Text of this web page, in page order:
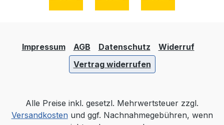
Impressum AGB Datenschutz
Widerruf
Vertrag widerrufen
Alle Preise inkl. gesetzl. Mehrwertsteuer zzgl.
Versandkostenund ggf. Nachnahmegebühren, wenn